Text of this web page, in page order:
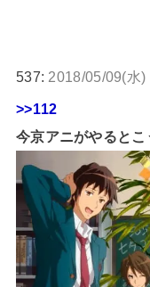
537: 2018/05/09(水
>>112
今京アニがやるとこ